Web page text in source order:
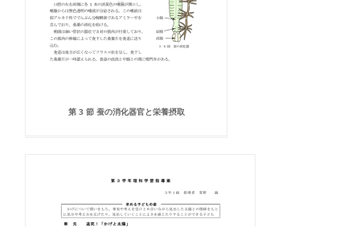
第 3 節 蚕の消化器官と栄養摂取